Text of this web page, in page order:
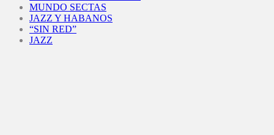
MUNDO SECTAS
JAZZ Y HABANOS
“SIN RED”
JAZZ